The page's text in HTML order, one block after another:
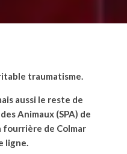
traumatisme.
aussi le reste de
Animaux (SPA) de
fourrière de Colmar
ligne.